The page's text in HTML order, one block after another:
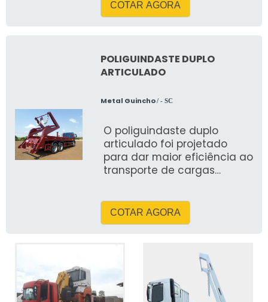
COTAR AGORA
POLIGUINDASTE DUPLO
ARTICULADO
Metal Guincho/ - SC
O poliguindaste duplo
articulado foi projetado
para dar maior eficiência ao
transporte de cargas
COTAR AGORA